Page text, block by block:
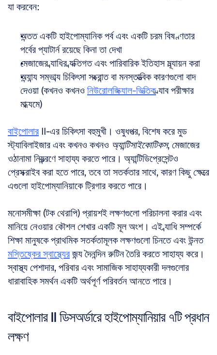
যা করবেন:
অন্তত একটি হাইপোম্যানিক পর্ব এবং একটি চরম বিষণ্ণতার
পর্বের প্যাটার্ন রয়েছে কিনা তা দেখা
মেজাজের ব্যাধির ব্যক্তিগত এবং পারিবারিক ইতিহাস মূল্যায়ন করা
অন্যান্য সম্ভাব্য চিকিৎসা সংক্রান্ত বা মনস্তাত্ত্বিক কারণগুলো বাদ
দেওয়া (কখনও কখনও নিউরোলজিক্যাল-ভিত্তিক ল্যাব পরীক্ষার
মাধ্যমে)
বাইপোলার II-এর চিকিৎসা বহুমুখী। ওষুধপত্র, বিশেষ করে মুড
স্ট্যাবিলাইজার এবং কখনও কখনও অ্যান্টিসাইকোটিকস, মেজাজের
ওঠানামা নিয়ন্ত্রণে সাহায্য করতে পারে। অ্যান্টিডিপ্রেসেন্টও
প্রেসক্রাইব করা হতে পারে, তবে তা সতর্কতার সাথে, কারণ কিছু ক্ষেত্রে
এগুলো হাইপোম্যানিয়াকে ট্রিগার করতে পারে।
মনোসমীক্ষা (টক থেরাপি) প্রায়শই লক্ষণগুলো পরিচালনা করার এবং
মানিয়ে নেওয়ার কৌশল শেখার একটি মূল অংশ। এই ব্যাধি সম্পর্কে
শিক্ষা মানুষকে প্রাথমিক সতর্কতামূলক লক্ষণগুলো চিনতে এবং উন্নত
মস্তিষ্কের স্বাস্থ্যের জন্য দৈনন্দিন রুটিন তৈরি করতে সাহায্য করে।
স্বাস্থ্য পেশাদার, পরিবার এবং সামাজিক সাহায্যকারী দলগুলোর
ধারাবাহিক সমর্থন একটি অর্থপূর্ণ পরিবর্তন আনতে পারে।
বাইপোলার II ডিসঅর্ডারে হাইপোম্যানিয়ার ৭টি প্রধান
লক্ষণ